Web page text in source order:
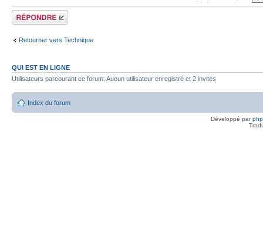
Répondre
Retourner vers Technique
QUI EST EN LIGNE
Utilisateurs parcourant ce forum: Aucun utilisateur enregistré et 2 invités
Index du forum
Développé par